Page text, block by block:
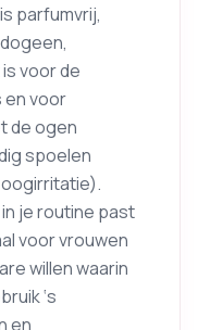
parfumvrij,
voor de
voor
de ogen
spoelen
je routine past
voor vrouwen
willen waarin
‘s
en